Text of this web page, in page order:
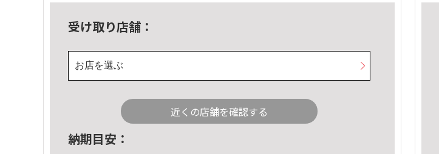
受け取り店舗：
お店を選ぶ
近くの店舗を確認する
納期目安：